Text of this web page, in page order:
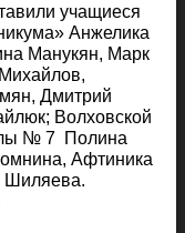
учащиеся
Анжелика
Манукян, Марк
Дмитрий
Волховской
№ 7 Полина
Афтиника
Шиляева.